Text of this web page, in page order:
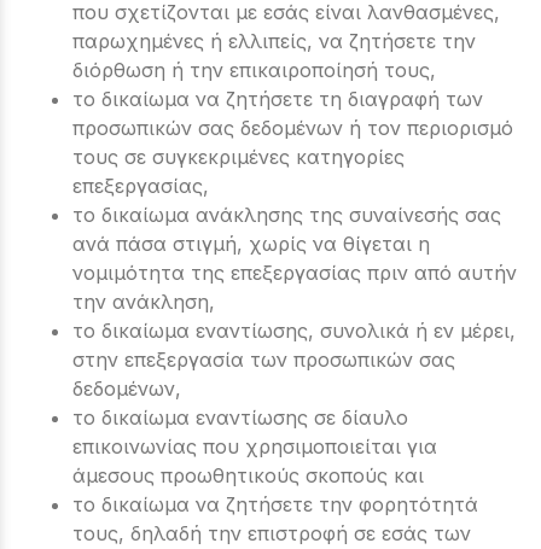
που σχετίζονται με εσάς είναι λανθασμένες,
παρωχημένες ή ελλιπείς, να ζητήσετε την
διόρθωση ή την επικαιροποίησή τους,
το δικαίωμα να ζητήσετε τη διαγραφή των
προσωπικών σας δεδομένων ή τον περιορισμό
τους σε συγκεκριμένες κατηγορίες
επεξεργασίας,
το δικαίωμα ανάκλησης της συναίνεσής σας
ανά πάσα στιγμή, χωρίς να θίγεται η
νομιμότητα της επεξεργασίας πριν από αυτήν
την ανάκληση,
το δικαίωμα εναντίωσης, συνολικά ή εν μέρει,
στην επεξεργασία των προσωπικών σας
δεδομένων,
το δικαίωμα εναντίωσης σε δίαυλο
επικοινωνίας που χρησιμοποιείται για
άμεσους προωθητικούς σκοπούς και
το δικαίωμα να ζητήσετε την φορητότητά
τους, δηλαδή την επιστροφή σε εσάς των